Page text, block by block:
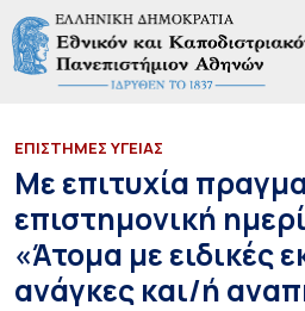
ΕΠΙΣΤΗΜΕΣ ΥΓΕΙΑΣ
Με επιτυχία
επιστημονική
«Άτομα με ειδικές
ανάγκες και/ή